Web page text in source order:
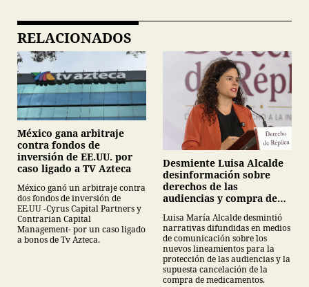
RELACIONADOS
México gana arbitraje
contra fondos de
inversión de EE.UU. por
caso ligado a TV Azteca
México ganó un arbitraje contra
dos fondos de inversión de
EE.UU -Cyrus Capital Partners y
Contrarian Capital
Management- por un caso ligado
a bonos de Tv Azteca.
Desmiente Luisa Alcalde
desinformación sobre
derechos de las
audiencias y compra de
Luisa María Alcalde desmintió
narrativas difundidas en medios
de comunicación sobre los
nuevos lineamientos para la
protección de las audiencias y la
supuesta cancelación de la
compra de medicamentos.